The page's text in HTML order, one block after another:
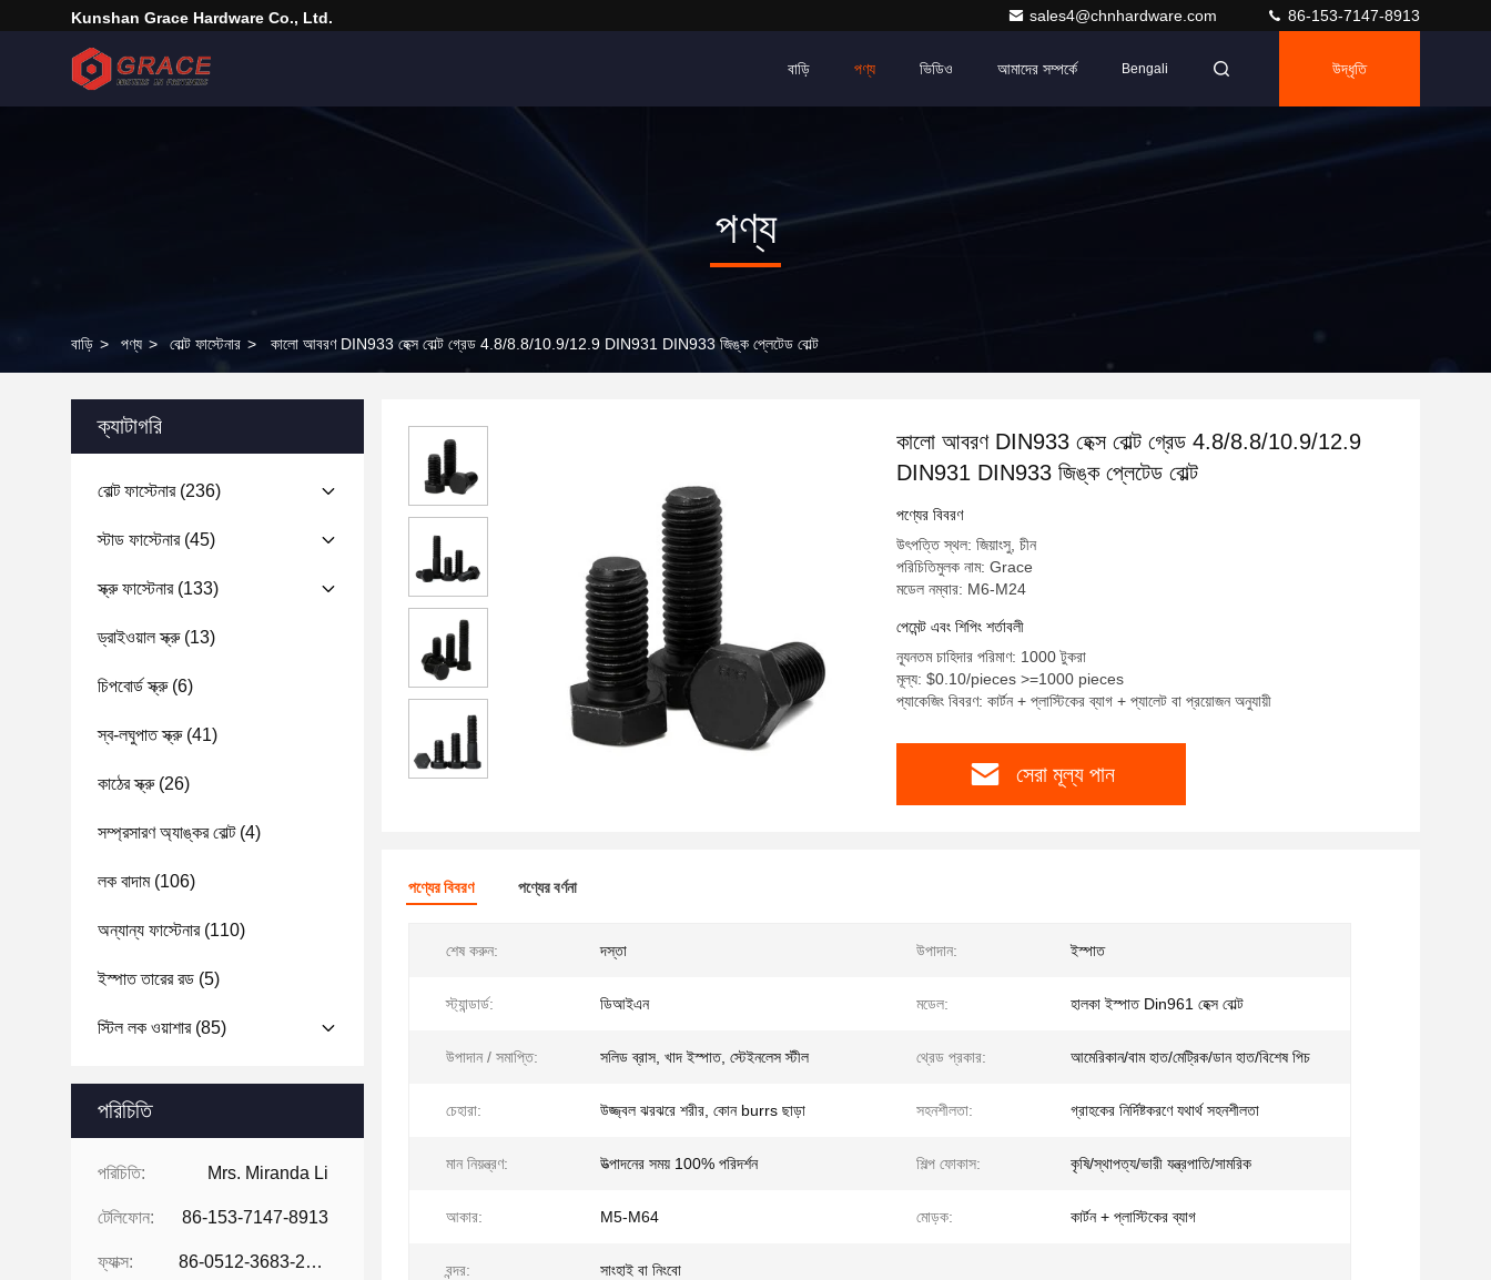
Kunshan Grace Hardware Co., Ltd. sales4@chnhardware.com 86-153-7147-8913
বাড়ি পণ্য ভিডিও আমাদের সম্পর্কে Bengali উদ্ধৃতি
পণ্য
বাড়ি > পণ্য > বোল্ট ফাস্টেনার > কালো আবরণ DIN933 হেক্স বোল্ট গ্রেড 4.8/8.8/10.9/12.9 DIN931 DIN933 জিঙ্ক প্লেটেড বোল্ট
ক্যাটাগরি
বোল্ট ফাস্টেনার(236)
স্টাড ফাস্টেনার(45)
স্ক্রু ফাস্টেনার(133)
ড্রাইওয়াল স্ক্রু(13)
চিপবোর্ড স্ক্রু(6)
স্ব-লঘুপাত স্ক্রু(41)
কাঠের স্ক্রু(26)
সম্প্রসারণ অ্যাঙ্কর বোল্ট(4)
লক বাদাম(106)
অন্যান্য ফাস্টেনার(110)
ইস্পাত তারের রড (5)
স্টিল লক ওয়াশার(85)
পরিচিতি
পরিচিতি: Mrs. Miranda Li
টেলিফোন: 86-153-7147-8913
ফ্যাক্স: 86-0512-3683-2631
কালো আবরণ DIN933 হেক্স বোল্ট গ্রেড 4.8/8.8/10.9/12.9
DIN931 DIN933 জিঙ্ক প্লেটেড বোল্ট
পণ্যের বিবরণ
উৎপত্তি স্থল: জিয়াংসু, চীন
পরিচিতিমুলক নাম: Grace
মডেল নম্বার: M6-M24
পেমেন্ট এবং শিপিং শর্তাবলী
ন্যূনতম চাহিদার পরিমাণ: 1000 টুকরা
মূল্য: $0.10/pieces >=1000 pieces
প্যাকেজিং বিবরণ: কার্টন + প্লাস্টিকের ব্যাগ + প্যালেট বা প্রয়োজন অনুযায়ী
সেরা মূল্য পান
পণ্যের বিবরণ পণ্যের বর্ণনা
শেষ করুন: দস্তা উপাদান: ইস্পাত
স্ট্যান্ডার্ড: ডিআইএন মডেল: হালকা ইস্পাত Din961 হেক্স বোল্ট
উপাদান / সমাপ্তি: সলিড ব্রাস, খাদ ইস্পাত, স্টেইনলেস স্টীল থ্রেড প্রকার: আমেরিকান/বাম হাত/মেট্রিক/ডান হাত/বিশেষ পিচ
চেহারা: উজ্জ্বল ঝরঝরে শরীর, কোন burrs ছাড়া সহনশীলতা: গ্রাহকের নির্দিষ্টকরণে যথার্থ সহনশীলতা
মান নিয়ন্ত্রণ: উত্পাদনের সময় 100% পরিদর্শন শিল্প ফোকাস: কৃষি/স্থাপত্য/ভারী যন্ত্রপাতি/সামরিক
আকার: M5-M64 মোড়ক: কার্টন + প্লাস্টিকের ব্যাগ
বন্দর: সাংহাই বা নিংবো